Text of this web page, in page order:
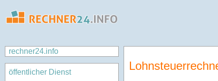
rechner24.info
öffentlicher Dienst